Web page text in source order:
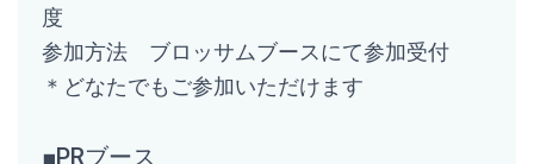
度
参加方法 ブロッサムブースにて参加受付
＊どなたでもご参加いただけます
■PRブース